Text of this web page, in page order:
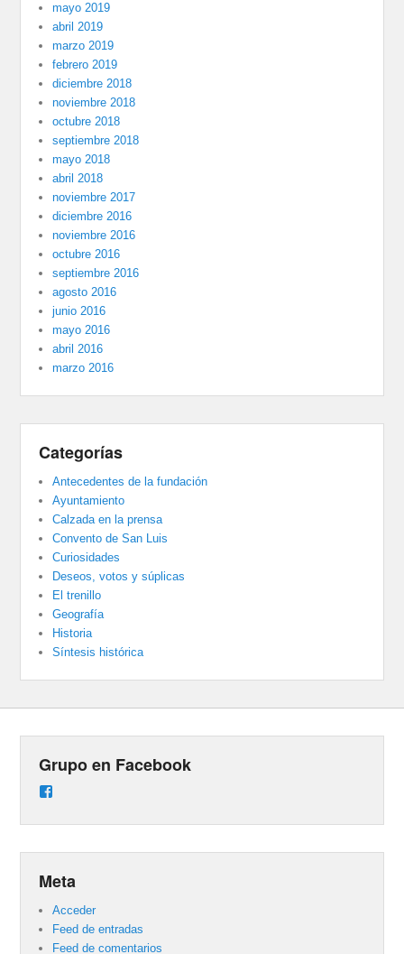
mayo 2019
abril 2019
marzo 2019
febrero 2019
diciembre 2018
noviembre 2018
octubre 2018
septiembre 2018
mayo 2018
abril 2018
noviembre 2017
diciembre 2016
noviembre 2016
octubre 2016
septiembre 2016
agosto 2016
junio 2016
mayo 2016
abril 2016
marzo 2016
Categorías
Antecedentes de la fundación
Ayuntamiento
Calzada en la prensa
Convento de San Luis
Curiosidades
Deseos, votos y súplicas
El trenillo
Geografía
Historia
Síntesis histórica
Grupo en Facebook
en
Meta
Acceder
Feed de entradas
Feed de comentarios